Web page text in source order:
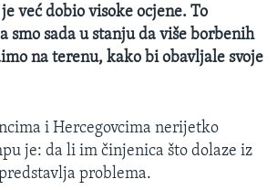
već dobio visoke ocjene. To
smo sada u stanju da više borbenih
na terenu, kako bi obavljale svoje
i Hercegovcima nerijetko
je: da li im činjenica što dolaze iz
problema.